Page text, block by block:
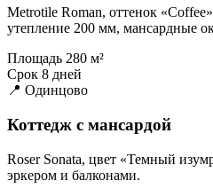
Metrotile Roman, оттенок
утепление 200 мм, мансардные
Площадь 280 м²
Срок 8 дней
📍 Одинцово
Коттедж с мансардой
Roser Sonata, цвет «Темный
эркером и балконами.